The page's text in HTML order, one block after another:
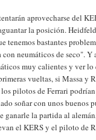
aprovecharse del
la posición.
tenemos bastantes
con neumáticos de seco".
muy calientes y ver lo
vueltas, si Massa
pilotos de Ferrari
soñar con unos
la partida al
el KERS y el piloto de